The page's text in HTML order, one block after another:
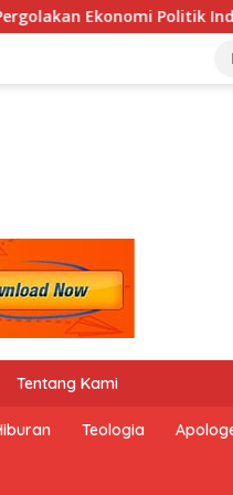
Nasional
Tentang Kami
Teologia